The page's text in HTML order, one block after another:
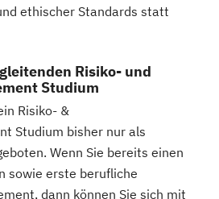
ethischer Standards statt
Risiko- und
Studium
Risiko- &
Studium bisher nur als
Wenn Sie bereits einen
sowie erste berufliche
dann können Sie sich mit